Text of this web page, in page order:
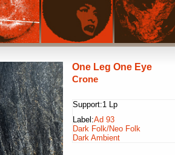
One Leg One Eye
Crone
Support:1 Lp
Label:Ad 93
Dark Folk/Neo Folk
Dark Ambient